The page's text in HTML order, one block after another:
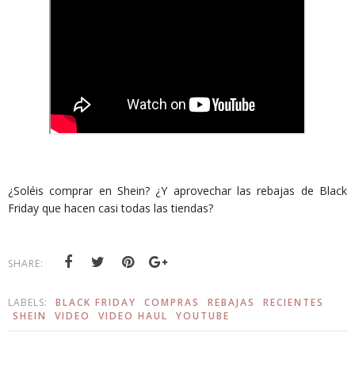
¿Soléis comprar en Shein? ¿Y aprovechar las rebajas de Black
Friday que hacen casi todas las tiendas?
SHARE:
LABELS: BLACK FRIDAY COMPRAS REBAJAS
RECIENTES
SHEIN
VIDEO VIDEO HAUL YOUTUBE